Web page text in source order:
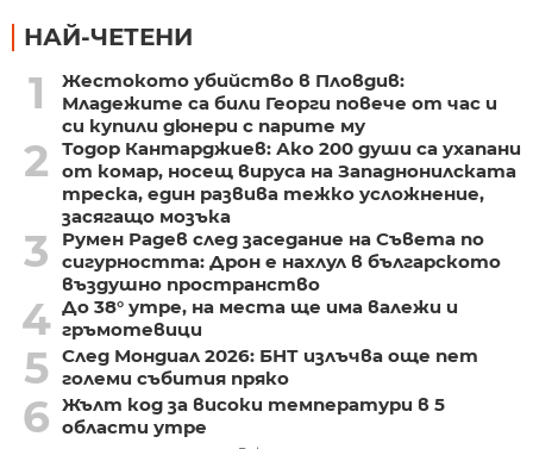
НАЙ-ЧЕТЕНИ
1
Жестокото убийство в Пловдив:
Младежите са били Георги повече от час и
си купили дюнери с парите му
2
Тодор Кантарджиев: Ако 200 души са ухапани
от комар, носещ вируса на Западнонилската
треска, един развива тежко усложнение,
засягащо мозъка
3
Румен Радев след заседание на Съвета по
сигурността: Дрон е нахлул в българското
въздушно пространство
4 До 38° утре, на места ще има валежи и
гръмотевици
5 След Мондиал 2026: БНТ излъчва още пет
големи събития пряко
6 Жълт код за високи температури в 5
области утре